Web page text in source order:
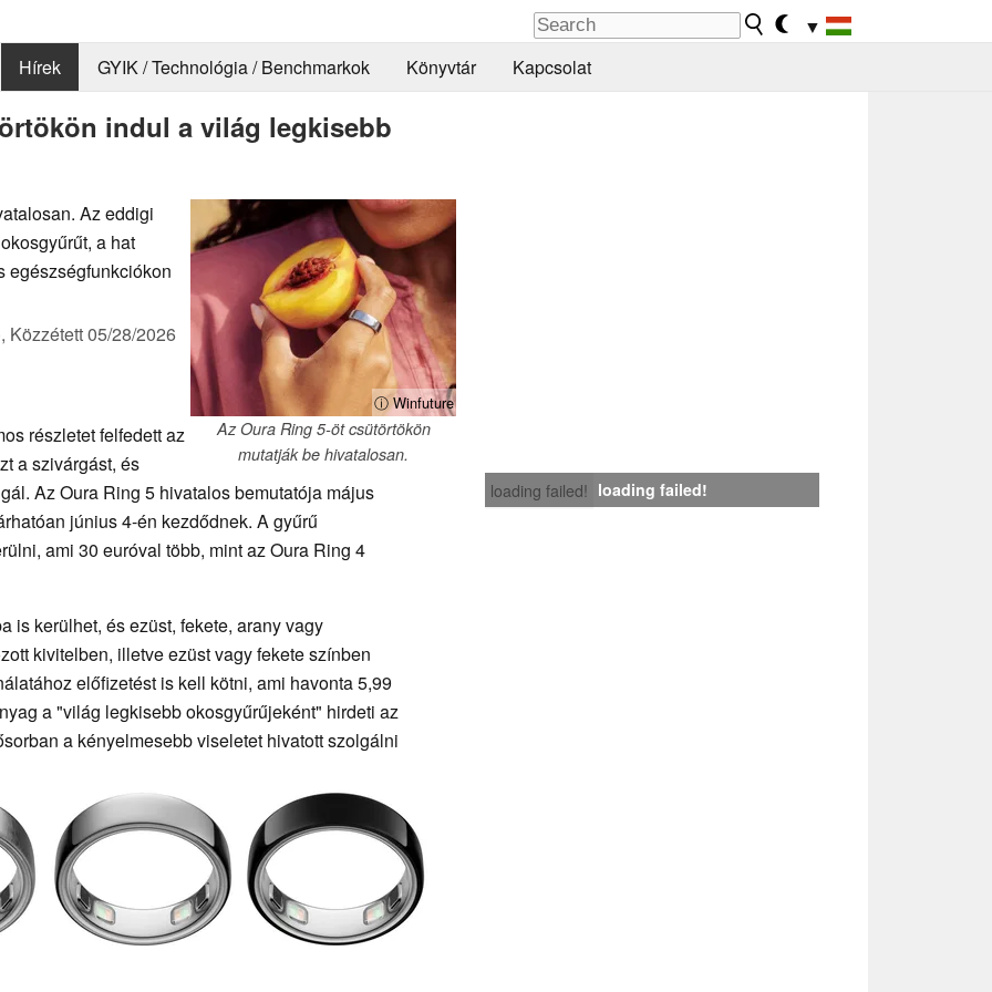
▼
Hírek
GYIK / Technológia / Benchmarkok Könyvtár Kapcsolat
indul a világ legkisebb
ⓘ Winfuture
Az Oura Ring 5-öt csütörtökön
mutatják be hivatalosan.
Az eddigi
a hat
egészségfunkciókon
Közzétett05/28/2026
loading failed! loading failed!
részletet felfedett az
a szivárgást, és
Az Oura Ring 5 hivatalos bemutatója május
június 4-én kezdődnek. A gyűrű
ami 30 euróval több, mint az Oura Ring 4
is kerülhet, és ezüst, fekete, arany vagy
kivitelben, illetve ezüst vagy fekete színben
előfizetést is kell kötni, ami havonta 5,99
a "világ legkisebb okosgyűrűjeként" hirdeti az
a kényelmesebb viseletet hivatott szolgálni